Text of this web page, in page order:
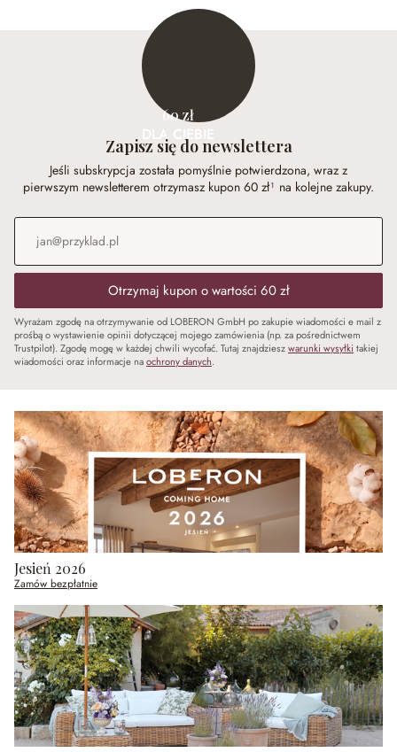
60 zł
DLA CIEBIE
Zapisz się do newslettera
Jeśli subskrypcja została pomyślnie potwierdzona, wraz z
pierwszym newsletterem otrzymasz kupon 60 zł¹ na kolejne zakupy.
Adres e-mail
Otrzymaj kupon o wartości 60 zł
Wyrażam zgodę na otrzymywanie od LOBERON GmbH po zakupie wiadomości e mail z
prośbą o wystawienie opinii dotyczącej mojego zamówienia (np. za pośrednictwem
Trustpilot). Zgodę mogę w każdej chwili wycofać. Tutaj znajdzieszwarunki wysyłki takiej
wiadomości oraz informacje naochrony danych.
Jesień 2026
Zamów bezpłatnie